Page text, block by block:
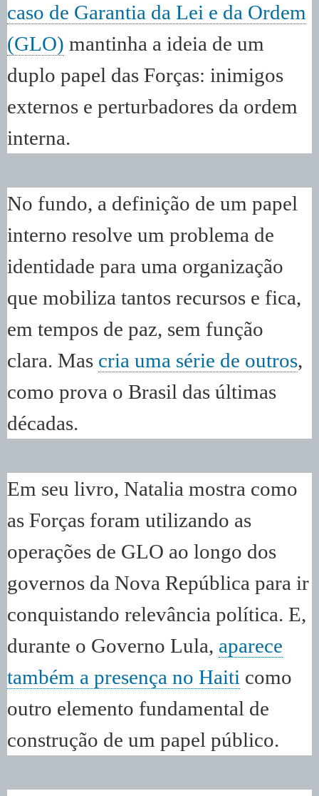
caso de Garantia da Lei e da Ordem
(GLO) mantinha a ideia de um
duplo papel das Forças: inimigos
externos e perturbadores da ordem
interna.
No fundo, a definição de um papel
interno resolve um problema de
identidade para uma organização
que mobiliza tantos recursos e fica,
em tempos de paz, sem função
clara. Mas cria uma série de outros,
como prova o Brasil das últimas
décadas.
Em seu livro, Natalia mostra como
as Forças foram utilizando as
operações de GLO ao longo dos
governos da Nova República para ir
conquistando relevância política. E,
durante o Governo Lula, aparece
também a presença no Haiti como
outro elemento fundamental de
construção de um papel público.